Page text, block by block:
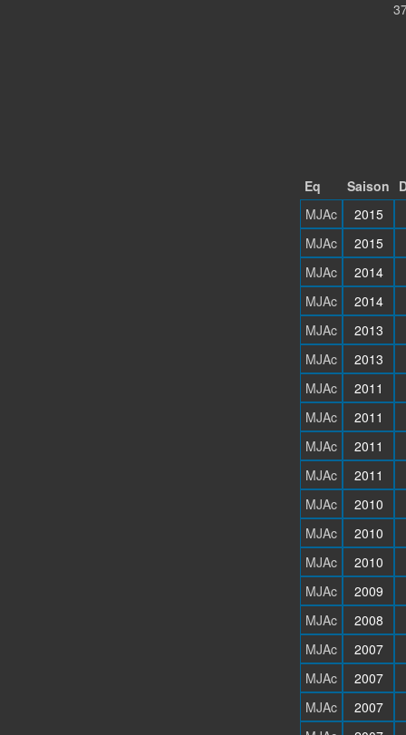
Eq Saison
MJAc
2015
MJAc
2015
MJAc
2014
MJAc
2014
MJAc
2013
MJAc
2013
MJAc
2011
MJAc
2011
MJAc
2011
MJAc
2011
MJAc
2010
MJAc
2010
MJAc
2010
MJAc
2009
MJAc
2008
MJAc
2007
MJAc
2007
MJAc
2007